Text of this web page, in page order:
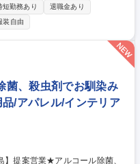
質リスクの低減や仕組みづく
薬管理・リスク
規原料・新規サプライヤー評価
続的な改善■農園管理：フィリ
た管理・指導/農園現場と連携
(表示不良、残留農薬基準値逸
案件・リコール案件の軽減サ
質保証
グカンパニー
短勤務あり
退職金あり
装自由
菌、殺虫剤でお馴染み
/アパレル/インテリア